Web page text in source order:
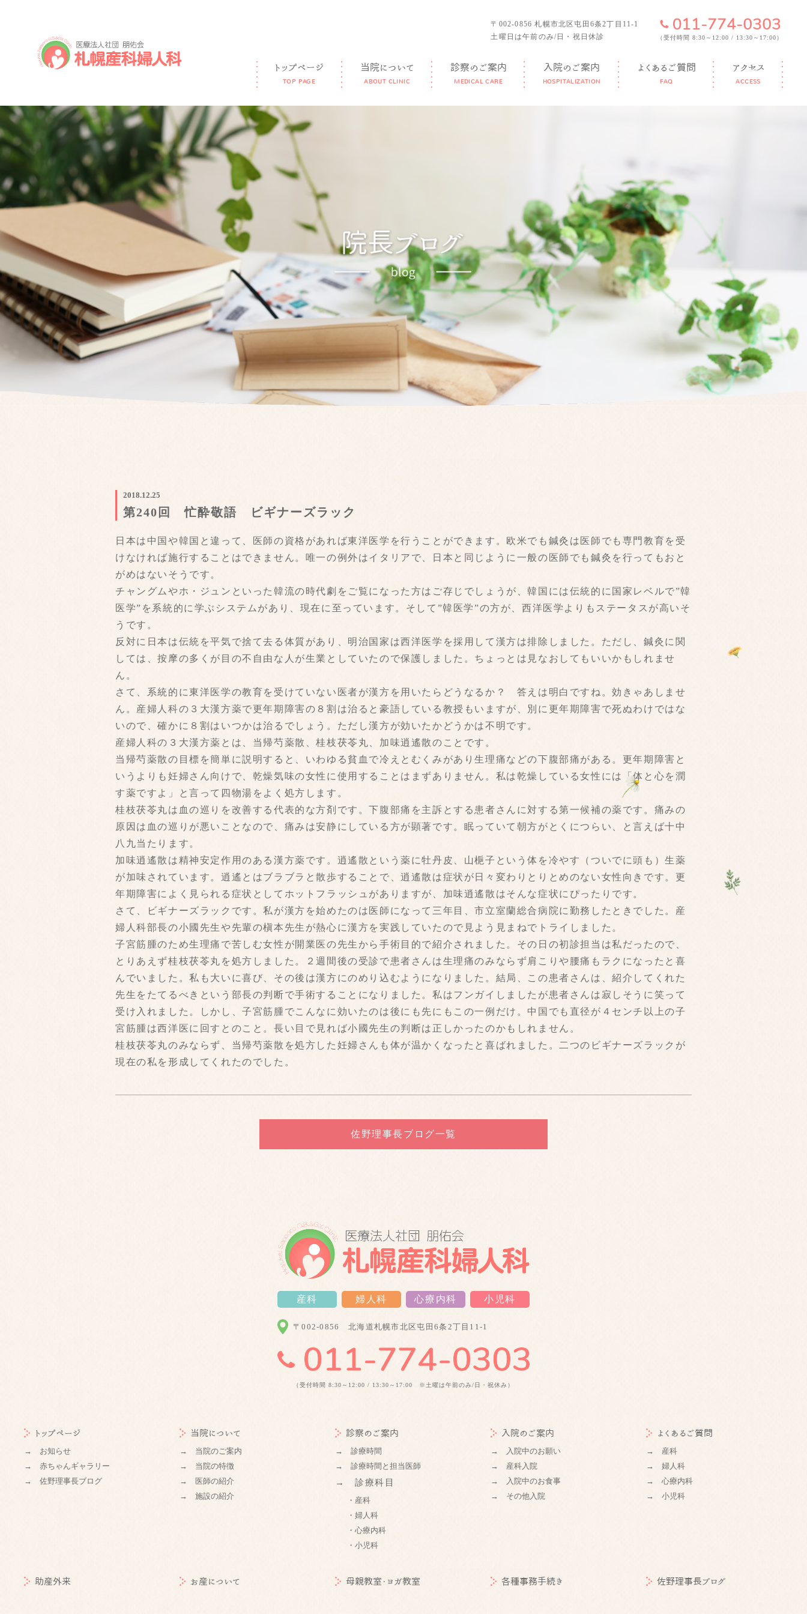
〒002-0856 札幌市北区屯田6条2丁目11-1
土曜日は午前のみ/日・祝日休診
（受付時間 8:30～12:00 / 13:30～17:00）
トップページ
TOP PAGE
当院について
ABOUT CLINIC
診察のご案内
MEDICAL CARE
入院のご案内
HOSPITALIZATION
よくあるご質問
FAQ
アクセス
ACCESS
2018.12.25
第240回 忙酔敬語 ビギナーズラック
日本は中国や韓国と違って、医師の資格があれば東洋医学を行うことができます。欧米でも鍼灸は医師でも専門教育を受
けなければ施行することはできません。唯一の例外はイタリアで、日本と同じように一般の医師でも鍼灸を行ってもおと
がめはないそうです。
チャングムやホ・ジュンといった韓流の時代劇をご覧になった方はご存じでしょうが、韓国には伝統的に国家レベルで”韓
医学”を系統的に学ぶシステムがあり、現在に至っています。そして”韓医学”の方が、西洋医学よりもステータスが高いそ
うです。
反対に日本は伝統を平気で捨て去る体質があり、明治国家は西洋医学を採用して漢方は排除しました。ただし、鍼灸に関
しては、按摩の多くが目の不自由な人が生業としていたので保護しました。ちょっとは見なおしてもいいかもしれませ
ん。
さて、系統的に東洋医学の教育を受けていない医者が漢方を用いたらどうなるか？ 答えは明白ですね。効きゃあしませ
ん。産婦人科の３大漢方薬で更年期障害の８割は治ると豪語している教授もいますが、別に更年期障害で死ぬわけではな
いので、確かに８割はいつかは治るでしょう。ただし漢方が効いたかどうかは不明です。
産婦人科の３大漢方薬とは、当帰芍薬散、桂枝茯苓丸、加味逍遙散のことです。
当帰芍薬散の目標を簡単に説明すると、いわゆる貧血で冷えとむくみがあり生理痛などの下腹部痛がある。更年期障害と
いうよりも妊婦さん向けで、乾燥気味の女性に使用することはまずありません。私は乾燥している女性には「体と心を潤
す薬ですよ」と言って四物湯をよく処方します。
桂枝茯苓丸は血の巡りを改善する代表的な方剤です。下腹部痛を主訴とする患者さんに対する第一候補の薬です。痛みの
原因は血の巡りが悪いことなので、痛みは安静にしている方が顕著です。眠っていて朝方がとくにつらい、と言えば十中
八九当たります。
加味逍遙散は精神安定作用のある漢方薬です。逍遙散という薬に牡丹皮、山梔子という体を冷やす（ついでに頭も）生薬
が加味されています。逍遙とはブラブラと散歩することで、逍遙散は症状が日々変わりとりとめのない女性向きです。更
年期障害によく見られる症状としてホットフラッシュがありますが、加味逍遙散はそんな症状にぴったりです。
さて、ビギナーズラックです。私が漢方を始めたのは医師になって三年目、市立室蘭総合病院に勤務したときでした。産
婦人科部長の小國先生や先輩の槇本先生が熱心に漢方を実践していたので見よう見まねでトライしました。
子宮筋腫のため生理痛で苦しむ女性が開業医の先生から手術目的で紹介されました。その日の初診担当は私だったので、
とりあえず桂枝茯苓丸を処方しました。２週間後の受診で患者さんは生理痛のみならず肩こりや腰痛もラクになったと喜
んでいました。私も大いに喜び、その後は漢方にのめり込むようになりました。結局、この患者さんは、紹介してくれた
先生をたてるべきという部長の判断で手術することになりました。私はフンガイしましたが患者さんは寂しそうに笑って
受け入れました。しかし、子宮筋腫でこんなに効いたのは後にも先にもこの一例だけ。中国でも直径が４センチ以上の子
宮筋腫は西洋医に回すとのこと。長い目で見れば小國先生の判断は正しかったのかもしれません。
桂枝茯苓丸のみならず、当帰芍薬散を処方した妊婦さんも体が温かくなったと喜ばれました。二つのビギナーズラックが
現在の私を形成してくれたのでした。
佐野理事長ブログ一覧
産科 婦人科 心療内科 小児科
〒002-0856 北海道札幌市北区屯田6条2丁目11-1
（受付時間 8:30～12:00 / 13:30～17:00 ※土曜は午前のみ/日・祝休み）
トップページ
→ お知らせ
→ 赤ちゃんギャラリー
→ 佐野理事長ブログ
当院について
→ 当院のご案内
→ 当院の特徴
→ 医師の紹介
→ 施設の紹介
診察のご案内
→ 診療時間
→ 診療時間と担当医師
→ 診療科目
・産科
・婦人科
・心療内科
・小児科
入院のご案内
→ 入院中のお願い
→ 産科入院
→ 入院中のお食事
→ その他入院
よくあるご質問
→ 産科
→ 婦人科
→ 心療内科
→ 小児科
助産外来 お産について 母親教室・ヨガ教室 各種事務手続き 佐野理事長ブログ